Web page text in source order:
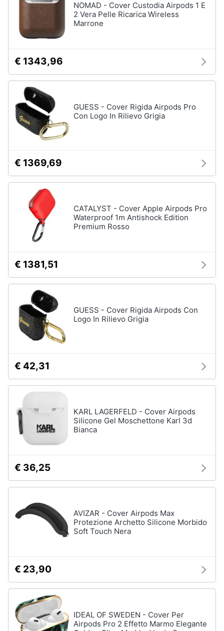
NOMAD - Cover Custodia Airpods 1 E
2 Vera Pelle Ricarica Wireless
Marrone
€ 1343,96
GUESS - Cover Rigida Airpods Pro
Con Logo In Rilievo Grigia
€ 1369,69
CATALYST - Cover Apple Airpods Pro
Waterproof 1m Antishock Edition
Premium Rosso
€ 1381,51
GUESS - Cover Rigida Airpods Con
Logo In Rilievo Grigia
€ 42,31
KARL LAGERFELD - Cover Airpods
Silicone Gel Moschettone Karl 3d
Bianca
€ 36,25
AVIZAR - Cover Airpods Max
Protezione Archetto Silicone Morbido
Soft Touch Nera
€ 23,90
IDEAL OF SWEDEN - Cover Per
Airpods Pro 2 Effetto Marmo Elegante